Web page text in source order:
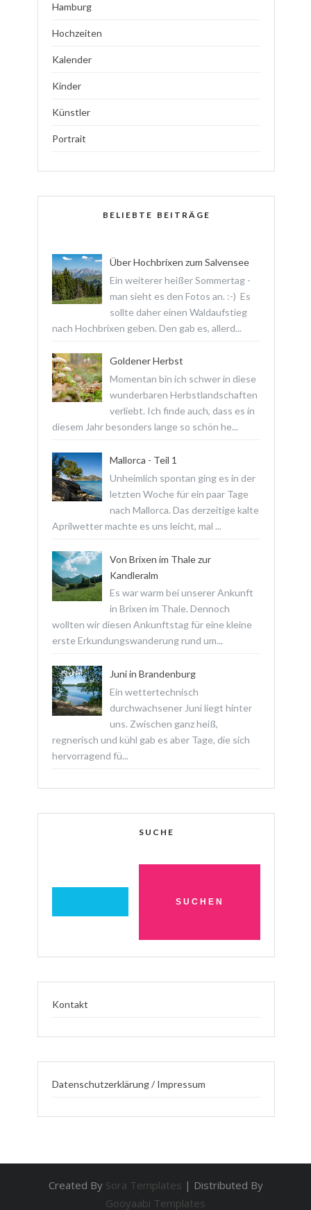
Hamburg
Hochzeiten
Kalender
Kinder
Künstler
Portrait
BELIEBTE BEITRÄGE
Über Hochbrixen zum Salvensee
Ein weiterer heißer Sommertag -
man sieht es den Fotos an. :-) Es
sollte daher einen Waldaufstieg
nach Hochbrixen geben. Den gab es, allerd...
Goldener Herbst
Momentan bin ich schwer in diese
wunderbaren Herbstlandschaften
verliebt. Ich finde auch, dass es in
diesem Jahr besonders lange so schön he...
Mallorca - Teil 1
Unheimlich spontan ging es in der
letzten Woche für ein paar Tage
nach Mallorca. Das derzeitige kalte
Aprilwetter machte es uns leicht, mal ...
Von Brixen im Thale zur
Kandleralm
Es war warm bei unserer Ankunft
in Brixen im Thale. Dennoch
wollten wir diesen Ankunftstag für eine kleine
erste Erkundungswanderung rund um...
Juni in Brandenburg
Ein wettertechnisch
durchwachsener Juni liegt hinter
uns. Zwischen ganz heiß,
regnerisch und kühl gab es aber Tage, die sich
hervorragend fü...
SUCHE
Kontakt
Datenschutzerklärung / Impressum
Created By Sora Templates | Distributed By
Gooyaabi Templates